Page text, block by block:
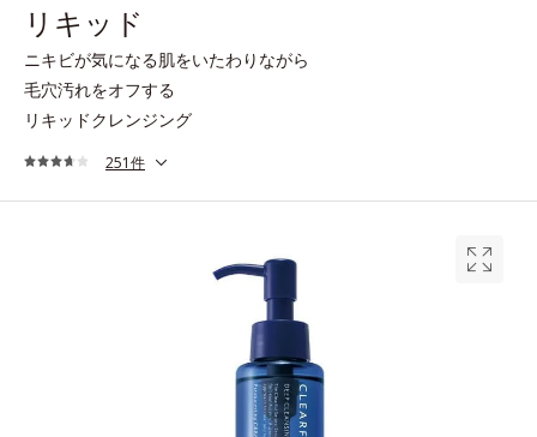
リキッド
ニキビが気になる肌をいたわりながら
毛穴汚れをオフする
リキッドクレンジング
251件